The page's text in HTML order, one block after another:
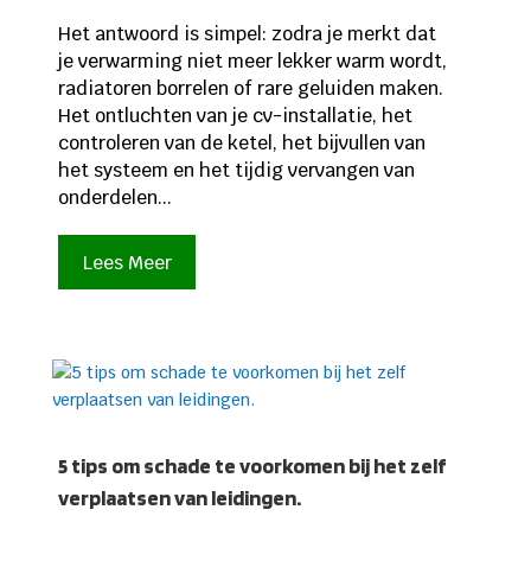
Het antwoord is simpel: zodra je merkt dat
je verwarming niet meer lekker warm wordt,
radiatoren borrelen of rare geluiden maken.
Het ontluchten van je cv-installatie, het
controleren van de ketel, het bijvullen van
het systeem en het tijdig vervangen van
onderdelen...
Lees Meer
5 tips om schade te voorkomen bij het zelf
verplaatsen van leidingen.